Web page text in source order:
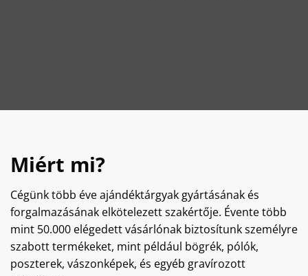
Miért mi?
Cégünk több éve ajándéktárgyak gyártásának és
forgalmazásának elkötelezett szakértője. Évente több
mint 50.000 elégedett vásárlónak biztosítunk személyre
szabott termékeket, mint például bögrék, pólók,
poszterek, vászonképek, és egyéb gravírozott